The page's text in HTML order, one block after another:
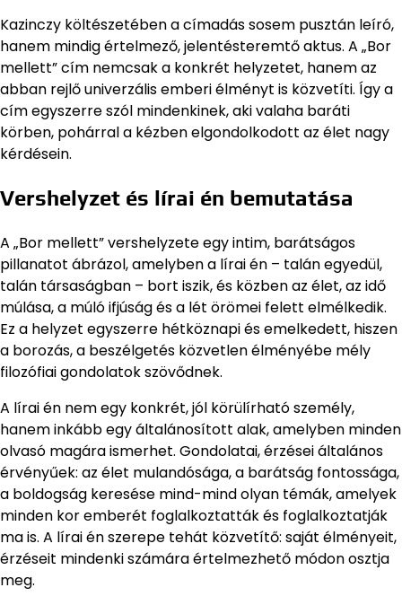
Kazinczy költészetében a címadás sosem pusztán leíró,
hanem mindig értelmező, jelentésteremtő aktus. A „Bor
mellett” cím nemcsak a konkrét helyzetet, hanem az
abban rejlő univerzális emberi élményt is közvetíti. Így a
cím egyszerre szól mindenkinek, aki valaha baráti
körben, pohárral a kézben elgondolkodott az élet nagy
kérdésein.
Vershelyzet és lírai én bemutatása
A „Bor mellett” vershelyzete egy intim, barátságos
pillanatot ábrázol, amelyben a lírai én – talán egyedül,
talán társaságban – bort iszik, és közben az élet, az idő
múlása, a múló ifjúság és a lét örömei felett elmélkedik.
Ez a helyzet egyszerre hétköznapi és emelkedett, hiszen
a borozás, a beszélgetés közvetlen élményébe mély
filozófiai gondolatok szövődnek.
A lírai én nem egy konkrét, jól körülírható személy,
hanem inkább egy általánosított alak, amelyben minden
olvasó magára ismerhet. Gondolatai, érzései általános
érvényűek: az élet mulandósága, a barátság fontossága,
a boldogság keresése mind-mind olyan témák, amelyek
minden kor emberét foglalkoztatták és foglalkoztatják
ma is. A lírai én szerepe tehát közvetítő: saját élményeit,
érzéseit mindenki számára értelmezhető módon osztja
meg.